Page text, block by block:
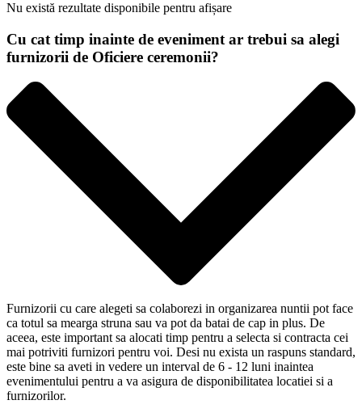
Nu există rezultate disponibile pentru afișare
Cu cat timp inainte de eveniment ar trebui sa alegi
furnizorii de Oficiere ceremonii?
Furnizorii cu care alegeti sa colaborezi in organizarea nuntii pot face
ca totul sa mearga struna sau va pot da batai de cap in plus. De
aceea, este important sa alocati timp pentru a selecta si contracta cei
mai potriviti furnizori pentru voi. Desi nu exista un raspuns standard,
este bine sa aveti in vedere un interval de 6 - 12 luni inaintea
evenimentului pentru a va asigura de disponibilitatea locatiei si a
furnizorilor.